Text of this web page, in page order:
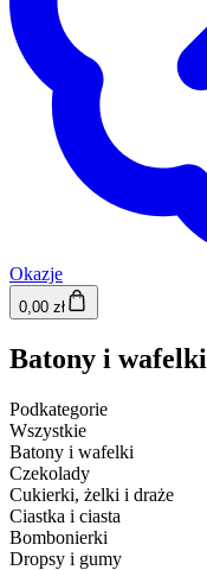
Okazje
0,00 zł
Batony i wafelki
Podkategorie
Wszystkie
Batony i wafelki
Czekolady
Cukierki, żelki i draże
Ciastka i ciasta
Bombonierki
Dropsy i gumy